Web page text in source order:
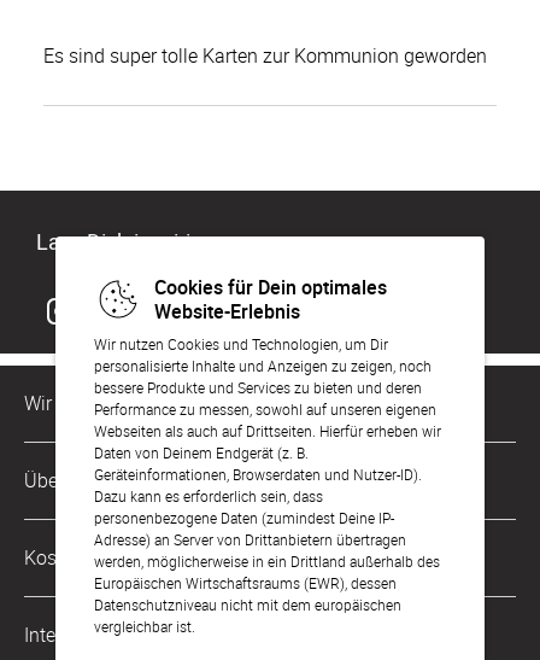
Cookies für Dein optimales
Website-Erlebnis
Wir nutzen Cookies und Technologien, um Dir
personalisierte Inhalte und Anzeigen zu zeigen, noch
bessere Produkte und Services zu bieten und deren
Performance zu messen, sowohl auf unseren eigenen
Webseiten als auch auf Drittseiten. Hierfür erheben wir
Daten von Deinem Endgerät (z. B.
Geräteinformationen, Browserdaten und Nutzer-ID).
Dazu kann es erforderlich sein, dass
personenbezogene Daten (zumindest Deine IP-
Adresse) an Server von Drittanbietern übertragen
werden, möglicherweise in ein Drittland außerhalb des
Europäischen Wirtschaftsraums (EWR), dessen
Datenschutzniveau nicht mit dem europäischen
vergleichbar ist.
Es sind super tolle Karten zur Kommunion geworden
Lass Dich inspirieren
Wir sind für Dich da
Kundenservice-Hotline
0221 956 725 10
Mo. - Fr. von 9 bis 17 Uhr
kontakt@sendmoments.de
Über Uns
Philosophie
Karriere
Impressum
Kostenlose Services
Musterkarten
International